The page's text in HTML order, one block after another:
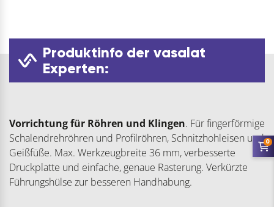
Produktinfo der vasalat
Experten:
Vorrichtung für Röhren und Klingen. Für fingerförmige
Schalendrehröhren und Profilröhren, Schnitzhohleisen und
Geißfüße. Max. Werkzeugbreite 36 mm, verbesserte
Druckplatte und einfache, genaue Rasterung. Verkürzte
Führungshülse zur besseren Handhabung.
0